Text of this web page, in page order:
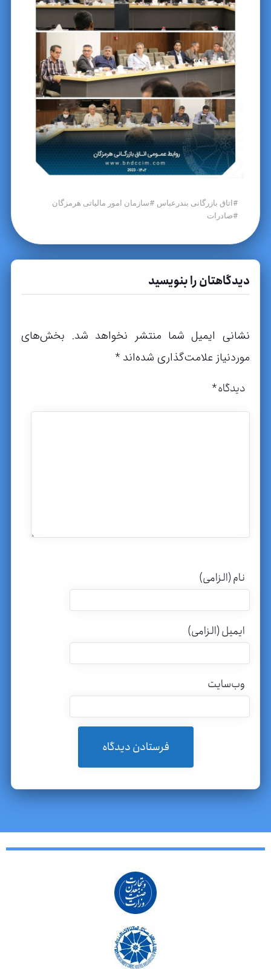
# اتاق بازرگانی بندرعباس #سازمان امور مالیاتی هرمزگان
#صادرات
دیدگاهتان را بنویسید
نشانی ایمیل شما منتشر نخواهد شد. بخش‌های
موردنیاز علامت‌گذاری شده‌اند*
دیدگاه*
نام (الزامی)
ایمیل (الزامی)
وب‌سایت